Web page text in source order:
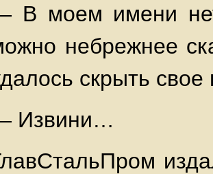
В моем имени
небрежнее
скрыть свое
Извини…